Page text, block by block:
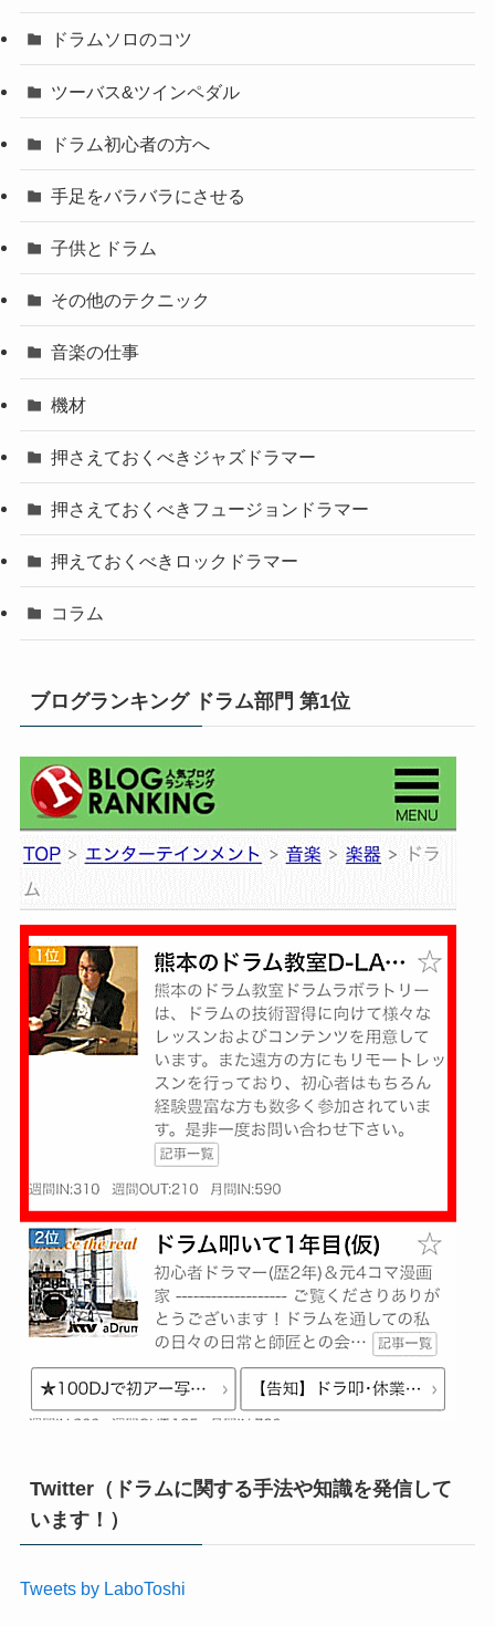
ドラムソロのコツ
ツーバス&ツインペダル
ドラム初心者の方へ
手足をバラバラにさせる
子供とドラム
その他のテクニック
音楽の仕事
機材
押さえておくべきジャズドラマー
押さえておくべきフュージョンドラマー
押えておくべきロックドラマー
コラム
ブログランキング ドラム部門 第1位
Twitter（ドラムに関する手法や知識を発信して
います！）
Tweets by LaboToshi